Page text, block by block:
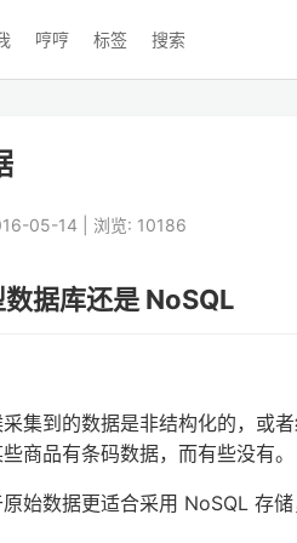
哼哼 标签 搜索
05-14 | 浏览: 10186
据库还是 NoSQL
集到的数据是非结构化的，或
商品有条码数据，而有些没有。
始数据更适合采用 NoSQL 存